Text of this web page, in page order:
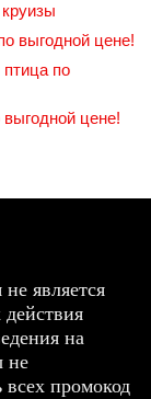
выгодной цене!
по
цене!
является
на
не
всех промокод